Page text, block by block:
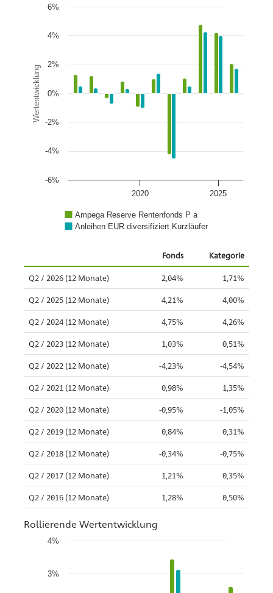
Wertentwicklung
Ampega Reserve Rentenfonds P a
Anleihen EUR diversifiziert Kurzläufer
2020 2025
-6%
-4%
-2%
0%
2%
4%
6%
Fonds Kategorie
Q2 / 2026 (12 Monate) 2,04% 1,71%
Q2 / 2025 (12 Monate) 4,21% 4,00%
Q2 / 2024 (12 Monate) 4,75% 4,26%
Q2 / 2023 (12 Monate) 1,03% 0,51%
Q2 / 2022 (12 Monate) -4,23% -4,54%
Q2 / 2021 (12 Monate) 0,98% 1,35%
Q2 / 2020 (12 Monate) -0,95% -1,05%
Q2 / 2019 (12 Monate) 0,84% 0,31%
Q2 / 2018 (12 Monate) -0,34% -0,75%
Q2 / 2017 (12 Monate) 1,21% 0,35%
Q2 / 2016 (12 Monate) 1,28% 0,50%
Rollierende Wertentwicklung
3%
4%